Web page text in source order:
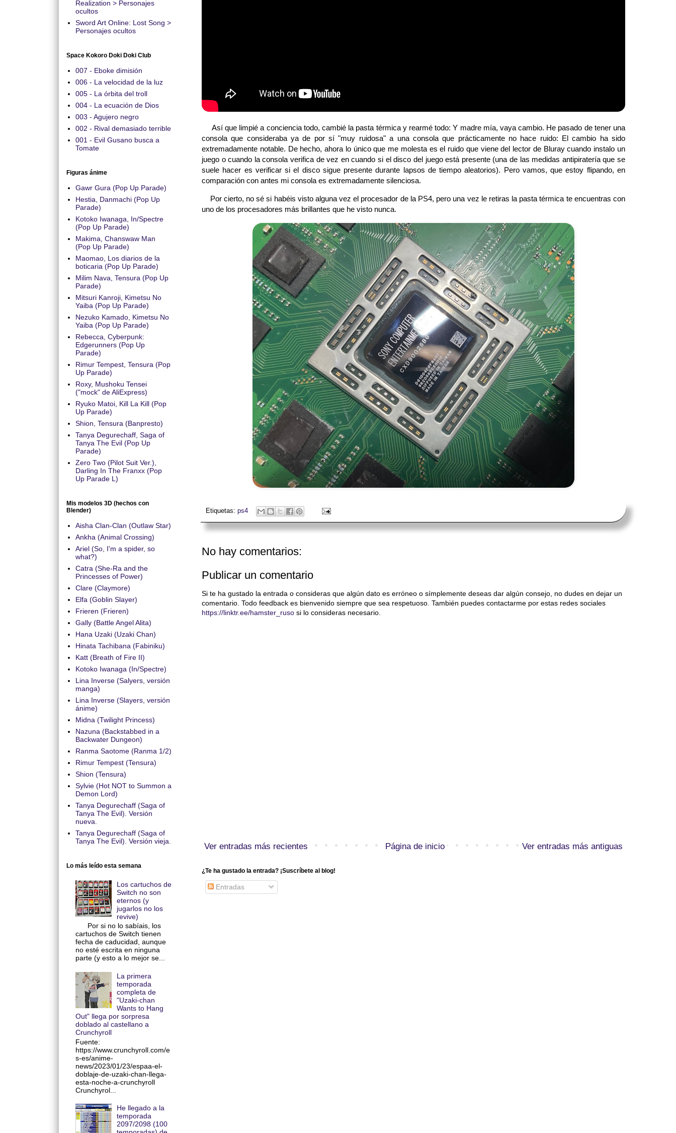
Así que limpié a conciencia todo, cambié la pasta térmica y rearmé todo: Y madre mía, vaya cambio. He pasado de tener una
consola que consideraba ya de por sí "muy ruidosa" a una consola que prácticamente no hace ruido: El cambio ha sido
extremadamente notable. De hecho, ahora lo único que me molesta es el ruido que viene del lector de Bluray cuando instalo un
juego o cuando la consola verifica de vez en cuando si el disco del juego está presente (una de las medidas antipiratería que se
suele hacer es verificar si el disco sigue presente durante lapsos de tiempo aleatorios). Pero vamos, que estoy flipando, en
comparación con antes mi consola es extremadamente silenciosa.
Por cierto, no sé si habéis visto alguna vez el procesador de la PS4, pero una vez le retiras la pasta térmica te encuentras con
uno de los procesadores más brillantes que he visto nunca.
Etiquetas: ps4
No hay comentarios:
Publicar un comentario
Si te ha gustado la entrada o consideras que algún dato es erróneo o símplemente deseas dar algún consejo, no dudes en dejar un
comentario. Todo feedback es bienvenido siempre que sea respetuoso. También puedes contactarme por estas redes sociales
https://linktr.ee/hamster_ruso si lo consideras necesario.
Ver entradas más recientes Ver entradas más antiguas
Página de inicio
¿Te ha gustado la entrada? ¡Suscríbete al blog!
Entradas
Realization > Personajes
ocultos
Sword Art Online: Lost Song >
Personajes ocultos
Space Kokoro Doki Doki Club
007 - Eboke dimisión
006 - La velocidad de la luz
005 - La órbita del troll
004 - La ecuación de Dios
003 - Agujero negro
002 - Rival demasiado terrible
001 - Evil Gusano busca a
Tomate
Figuras ánime
Gawr Gura (Pop Up Parade)
Hestia, Danmachi (Pop Up
Parade)
Kotoko Iwanaga, In/Spectre
(Pop Up Parade)
Makima, Chanswaw Man
(Pop Up Parade)
Maomao, Los diarios de la
boticaria (Pop Up Parade)
Milim Nava, Tensura (Pop Up
Parade)
Mitsuri Kanroji, Kimetsu No
Yaiba (Pop Up Parade)
Nezuko Kamado, Kimetsu No
Yaiba (Pop Up Parade)
Rebecca, Cyberpunk:
Edgerunners (Pop Up
Parade)
Rimur Tempest, Tensura (Pop
Up Parade)
Roxy, Mushoku Tensei
("mock" de AliExpress)
Ryuko Matoi, Kill La Kill (Pop
Up Parade)
Shion, Tensura (Banpresto)
Tanya Degurechaff, Saga of
Tanya The Evil (Pop Up
Parade)
Zero Two (Pilot Suit Ver.),
Darling In The Franxx (Pop
Up Parade L)
Mis modelos 3D (hechos con
Blender)
Aisha Clan-Clan (Outlaw Star)
Ankha (Animal Crossing)
Ariel (So, I'm a spider, so
what?)
Catra (She-Ra and the
Princesses of Power)
Clare (Claymore)
Elfa (Goblin Slayer)
Frieren (Frieren)
Gally (Battle Angel Alita)
Hana Uzaki (Uzaki Chan)
Hinata Tachibana (Fabiniku)
Katt (Breath of Fire II)
Kotoko Iwanaga (In/Spectre)
Lina Inverse (Salyers, versión
manga)
Lina Inverse (Slayers, versión
ánime)
Midna (Twilight Princess)
Nazuna (Backstabbed in a
Backwater Dungeon)
Ranma Saotome (Ranma 1/2)
Rimur Tempest (Tensura)
Shion (Tensura)
Sylvie (Hot NOT to Summon a
Demon Lord)
Tanya Degurechaff (Saga of
Tanya The Evil). Versión
nueva.
Tanya Degurechaff (Saga of
Tanya The Evil). Versión vieja.
Lo más leído esta semana
Los cartuchos de
Switch no son
eternos (y
jugarlos no los
revive)
Por si no lo sabíais, los
cartuchos de Switch tienen
fecha de caducidad, aunque
no esté escrita en ninguna
parte (y esto a lo mejor se...
La primera
temporada
completa de
"Uzaki-chan
Wants to Hang
Out" llega por sorpresa
doblado al castellano a
Crunchyroll
Fuente:
https://www.crunchyroll.com/e
s-es/anime-
news/2023/01/23/espaa-el-
doblaje-de-uzaki-chan-llega-
esta-noche-a-crunchyroll
Crunchyrol...
He llegado a la
temporada
2097/2098 (100